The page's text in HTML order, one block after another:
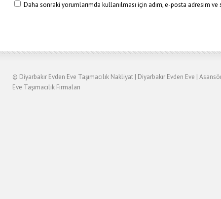
Daha sonraki yorumlarımda kullanılması için adım, e-posta adresim ve
© Diyarbakır Evden Eve Taşımacılık Nakliyat | Diyarbakır Evden Eve |
Eve Taşımacılık Firmaları